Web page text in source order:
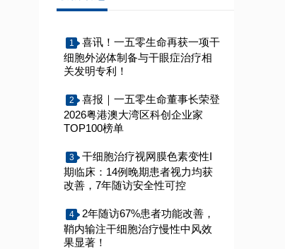
1
喜讯！一五零生命再获一项干
细胞外泌体制备与干眼症治疗相
关发明专利！
2
喜报｜一五零生命董事长荣登
2026粤港澳大湾区科创企业家
TOP100榜单
3
干细胞治疗视网膜色素变性I
期临床：14例晚期患者视力均获
改善，7年随访安全性可控
4
2年随访67%患者功能改善，
鞘内输注干细胞治疗慢性中风效
果显著！